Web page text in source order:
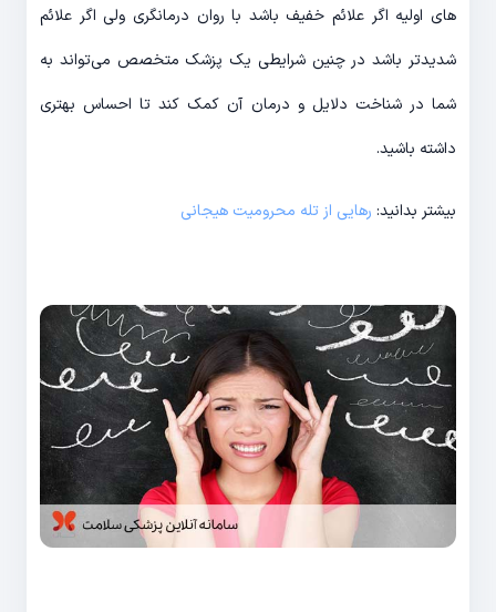
های اولیه اگر علائم خفیف باشد با روان درمانگری ولی اگر علائم
شدیدتر باشد در چنین شرایطی یک پزشک متخصص می‌تواند به
شما در شناخت دلایل و درمان آن کمک کند تا احساس بهتری
داشته باشید.
بیشتر بدانید: رهایی از تله محرومیت هیجانی